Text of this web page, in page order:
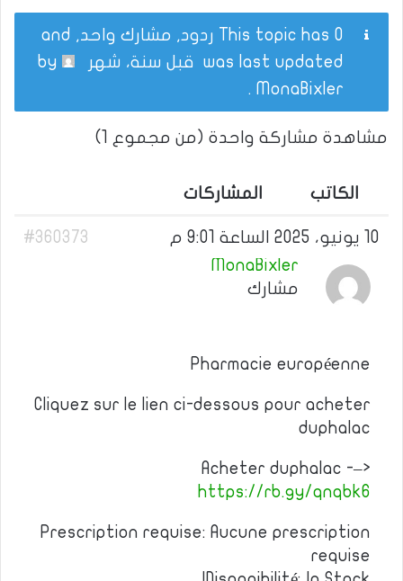
This topic has 0 ردود, مشارك واحد, and
was last updated قبل سنة، شهر
MonaBixler
.
مشاهدة مشاركة واحدة (من مجموع 1)
الكاتب المشاركات
10 يونيو، 2025 الساعة 9:01 م
#360373
MonaBixler
مشارك
Pharmacie européenne
Cliquez sur le lien ci-dessous pour acheter
duphalac
Acheter duphalac -–>
https://rb.gy/qnqbk6
Prescription requise: Aucune prescription
requise